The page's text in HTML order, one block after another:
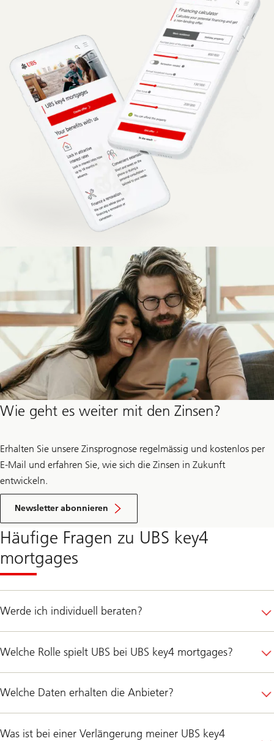
Wie geht es weiter mit den Zinsen?
Erhalten Sie unsere Zinsprognose regelmässig und kostenlos per
E-Mail und erfahren Sie, wie sich die Zinsen in Zukunft
entwickeln.
Newsletter abonnieren
zur
Zinsprognose
Häufige Fragen zu UBS key4
mortgages
Werde ich individuell beraten?
Welche Rolle spielt UBS bei UBS key4 mortgages?
Welche Daten erhalten die Anbieter?
Was ist bei einer Verlängerung meiner UBS key4